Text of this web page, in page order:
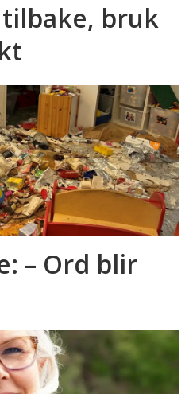
bruk
– Ord blir